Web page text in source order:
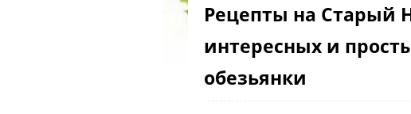
Рецепты на Старый
интересных и
обезьянки